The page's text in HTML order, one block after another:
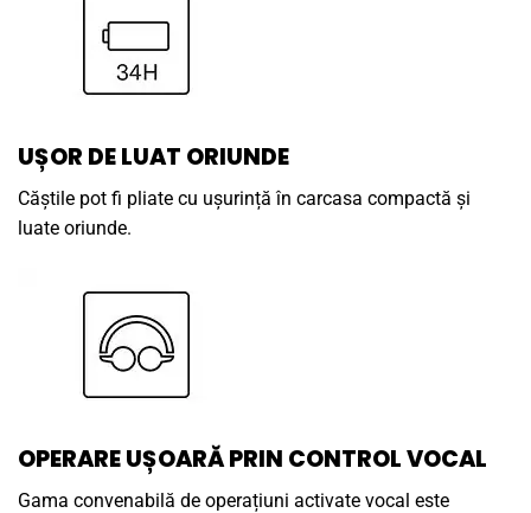
UȘOR DE LUAT ORIUNDE
Căștile pot fi pliate cu ușurință în carcasa compactă și
luate oriunde.
OPERARE UȘOARĂ PRIN CONTROL VOCAL
Gama convenabilă de operațiuni activate vocal este